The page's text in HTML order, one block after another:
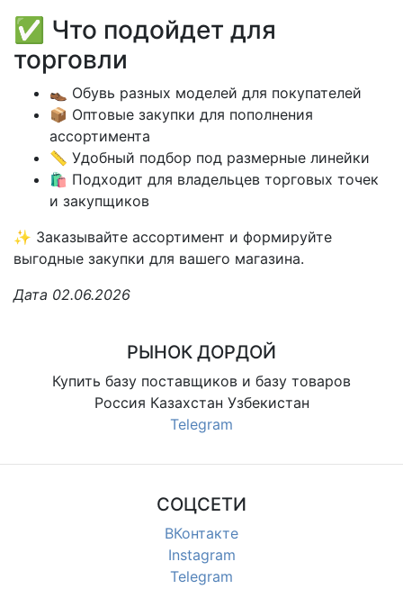
✅ Что подойдет для
торговли
👞 Обувь разных моделей для покупателей
📦 Оптовые закупки для пополнения
ассортимента
📏 Удобный подбор под размерные линейки
🛍 Подходит для владельцев торговых точек
и закупщиков
✨ Заказывайте ассортимент и формируйте
выгодные закупки для вашего магазина.
Дата 02.06.2026
РЫНОК ДОРДОЙ
Купить базу поставщиков и базу товаров
Россия Казахстан Узбекистан
Telegram
СОЦСЕТИ
ВКонтакте
Instagram
Telegram